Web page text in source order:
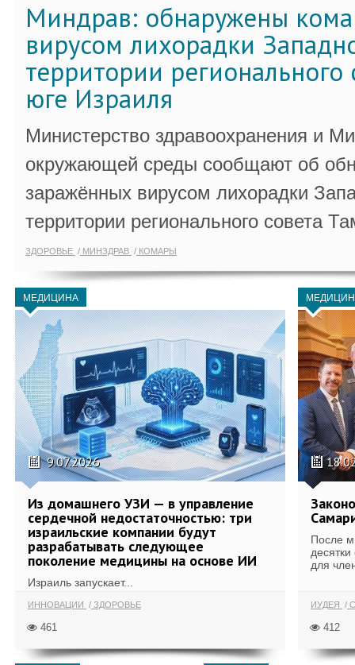
Миндрав: обнаружены
вирусом лихорадки
территории регионального
юге Израиля
Министерство здравоохранения и
окружающей среды сообщают об
заражённых вирусом лихорадки
территории регионального совета
ЗДОРОВЬЕ МИНЗДРАВ КОМАРЫ
МЕДИЦИНА
9.07.2026
Из домашнего УЗИ — в управление
сердечной недостаточностью: три
израильские компании будут
разрабатывать следующее
поколение медицины на основе ИИ
Израиль запускает...
ИННОВАЦИИ ЗДОРОВЬЕ
461
После
для
ИУДЕЯ
412